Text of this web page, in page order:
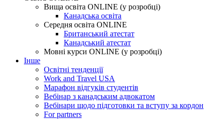
Вища освіта ONLINE (у розробці)
Канадська освіта
Середня освіта ONLINE
Британський атестат
Канадський атестат
Мовні курси ONLINE (у розробці)
Інше
Освітні тенденції
Work and Travel USA
Марафон відгуків студентів
Вебінар з канадським адвокатом
Вебінари щодо підготовки та вступу за кордон
For partners